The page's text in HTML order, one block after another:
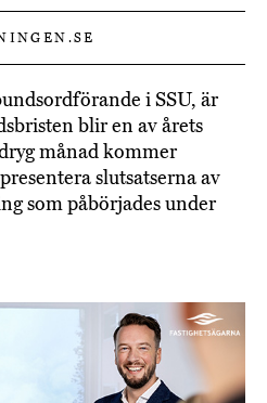
i SSU, är
blir en av årets
månad kommer
slutsatserna av
som påbörjades under